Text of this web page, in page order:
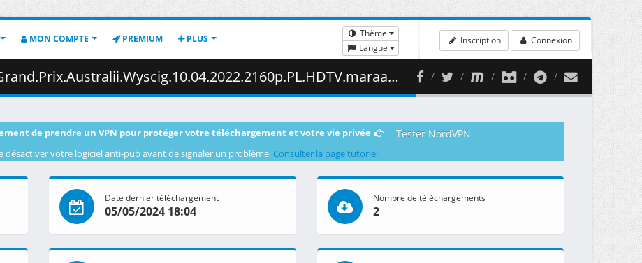
MON COMPTE PREMIUM PLUS
Thème
Langue
Inscription Connexion
( 17.03 GB )
de prendre un VPN pour protéger votre téléchargement et votre vie privée Tester NordVPN
désactiver votre logiciel anti-pub avant de signaler un problème. Consulter la page tutoriel
Date dernier téléchargement
05/05/2024 18:04
Nombre de téléchargements
2